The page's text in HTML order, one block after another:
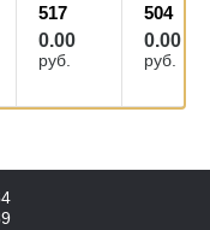
517
0.00
руб.
504
0.00
руб.